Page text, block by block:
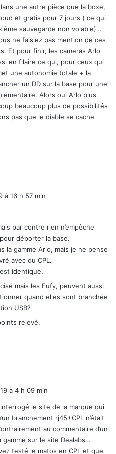
une autre pièce que la boxe,
et gratis pour 7 jours ( ce qui
sauvegarde non volable)…
ne faisiez pas mention de ces
Et pour finir, les cameras Arlo
en filaire ce qui, pour ceux qui
une autonomie totale + la
un DD sur la base pour une
Alors oui Arlo plus
beaucoup plus de possibilités
pas que le diable se cache
à 16 h 57 min
par contre rien n’empêche
pour déporter la base.
la gamme Arlo, mais je ne pense
avec du CPL.
identique.
mais les Eufy, peuvent aussi
quand elles sont branchée
USB?
relevé.
à 4 h 09 min
interrogé le site de la marque qui
branchement rj45+CPL n’était
au commentaire d’un
gamme sur le site Dealabs…
testé le matos en CPL et que